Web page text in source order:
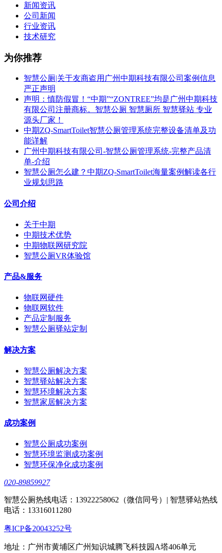
新闻资讯
公司新闻
行业资讯
技术研究
为你推荐
智慧公厕|关于友商盗用广州中期科技有限公司案例信息
严正声明
声明：慎防假冒！“中期”“ZONTREE”均是广州中期科技
有限公司注册商标。智慧公厕 智慧厕所 智慧驿站 专业
源头厂家！
中期ZQ-SmartToilet智慧公厕管理系统完整设备清单及功
能详解
广州中期科技有限公司-智慧公厕管理系统-完整产品清
单-介绍
智慧公厕怎么建？中期ZQ-SmartToilet海量案例解读各行
业规划思路
公司介绍
关于中期
中期技术优势
中期物联网研究院
智慧公厕VR体验馆
产品&服务
物联网硬件
物联网软件
产品定制服务
智慧公厕驿站定制
解决方案
智慧公厕解决方案
智慧驿站解决方案
智慧环境解决方案
智慧家居解决方案
成功案例
智慧公厕成功案例
智慧环境监测成功案例
智慧环保净化成功案例
020-89859927
智慧公厕热线电话：13922258062（微信同号）| 智慧驿站热线
电话：13316011280
粤ICP备20043252号
地址：广州市黄埔区广州知识城腾飞科技园A塔406单元